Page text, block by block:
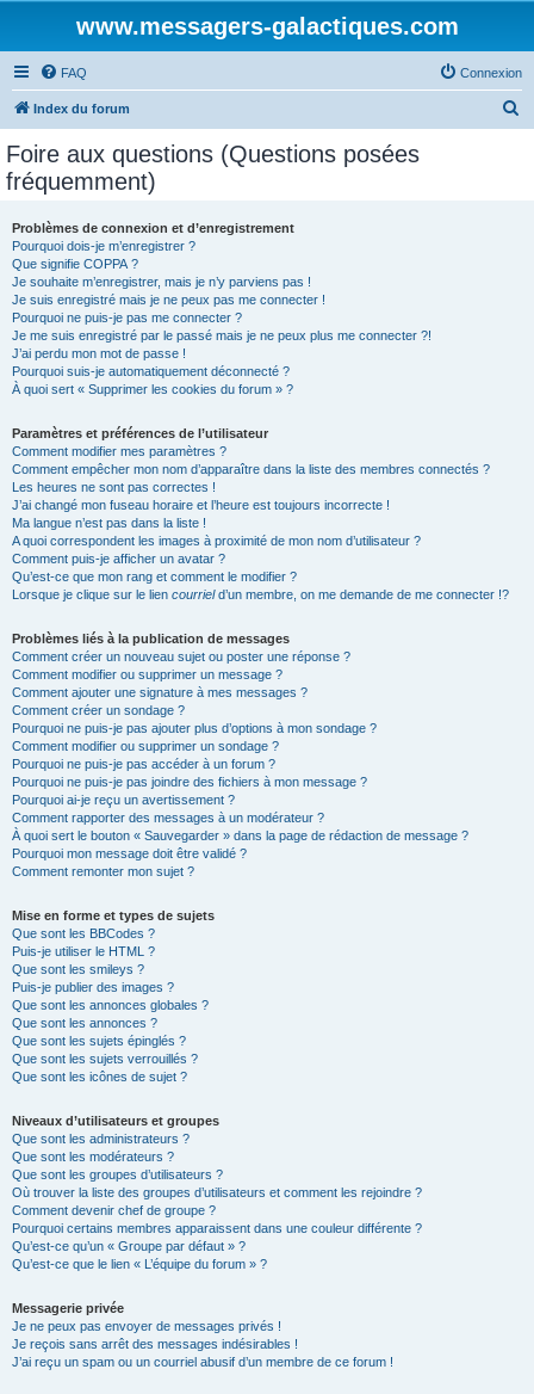
www.messagers-galactiques.com
FAQ Connexion
Index du forum
Foire aux questions (Questions posées
fréquemment)
Problèmes de connexion et d’enregistrement
Pourquoi dois-je m’enregistrer ?
Que signifie COPPA ?
Je souhaite m’enregistrer, mais je n’y parviens pas !
Je suis enregistré mais je ne peux pas me connecter !
Pourquoi ne puis-je pas me connecter ?
Je me suis enregistré par le passé mais je ne peux plus me connecter ?!
J’ai perdu mon mot de passe !
Pourquoi suis-je automatiquement déconnecté ?
À quoi sert « Supprimer les cookies du forum » ?
Paramètres et préférences de l’utilisateur
Comment modifier mes paramètres ?
Comment empêcher mon nom d’apparaître dans la liste des membres connectés ?
Les heures ne sont pas correctes !
J’ai changé mon fuseau horaire et l’heure est toujours incorrecte !
Ma langue n’est pas dans la liste !
A quoi correspondent les images à proximité de mon nom d’utilisateur ?
Comment puis-je afficher un avatar ?
Qu’est-ce que mon rang et comment le modifier ?
Lorsque je clique sur le lien courrield’un membre, on me demande de me connecter !?
Problèmes liés à la publication de messages
Comment créer un nouveau sujet ou poster une réponse ?
Comment modifier ou supprimer un message ?
Comment ajouter une signature à mes messages ?
Comment créer un sondage ?
Pourquoi ne puis-je pas ajouter plus d’options à mon sondage ?
Comment modifier ou supprimer un sondage ?
Pourquoi ne puis-je pas accéder à un forum ?
Pourquoi ne puis-je pas joindre des fichiers à mon message ?
Pourquoi ai-je reçu un avertissement ?
Comment rapporter des messages à un modérateur ?
À quoi sert le bouton « Sauvegarder » dans la page de rédaction de message ?
Pourquoi mon message doit être validé ?
Comment remonter mon sujet ?
Mise en forme et types de sujets
Que sont les BBCodes ?
Puis-je utiliser le HTML ?
Que sont les smileys ?
Puis-je publier des images ?
Que sont les annonces globales ?
Que sont les annonces ?
Que sont les sujets épinglés ?
Que sont les sujets verrouillés ?
Que sont les icônes de sujet ?
Niveaux d’utilisateurs et groupes
Que sont les administrateurs ?
Que sont les modérateurs ?
Que sont les groupes d’utilisateurs ?
Où trouver la liste des groupes d’utilisateurs et comment les rejoindre ?
Comment devenir chef de groupe ?
Pourquoi certains membres apparaissent dans une couleur différente ?
Qu’est-ce qu’un « Groupe par défaut » ?
Qu’est-ce que le lien « L’équipe du forum » ?
Messagerie privée
Je ne peux pas envoyer de messages privés !
Je reçois sans arrêt des messages indésirables !
J’ai reçu un spam ou un courriel abusif d’un membre de ce forum !